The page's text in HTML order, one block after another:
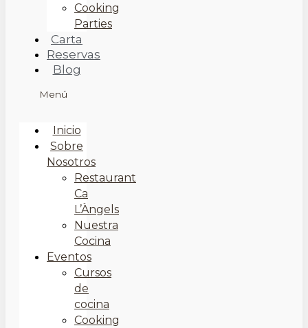
Cooking
Parties
Carta
Reservas
Blog
Menú
Inicio
Sobre
Nosotros
Restaurant
Ca
L’Àngels
Nuestra
Cocina
Eventos
Cursos
de
cocina
Cooking